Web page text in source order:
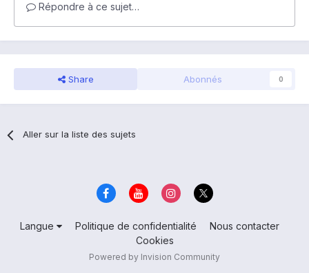
Répondre à ce sujet…
Share Abonnés 0
Aller sur la liste des sujets
Langue Politique de confidentialité
Nous contacter
Cookies
Powered by Invision Community